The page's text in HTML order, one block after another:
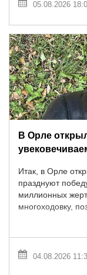
05.08.2026
В Орле
Итак, в Орле
празднуют
миллионных
многоходовку,
04.08.2026